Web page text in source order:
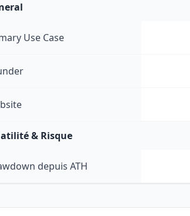
Use Case
& Risque
depuis ATH